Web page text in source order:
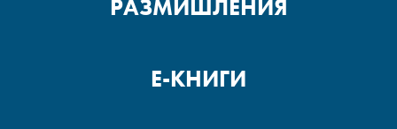
РАЗМИШЛЕНИЯ
Е-КНИГИ